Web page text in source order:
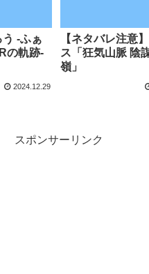
-ふぁ
の軌跡-
2024.12.29
【ネタバレ注意
ス「狂気山脈 陰
嶺」
スポンサーリンク